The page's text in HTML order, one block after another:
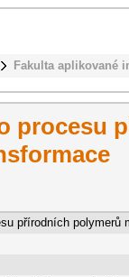
Fakulta aplikované
procesu
přírodních polymerů